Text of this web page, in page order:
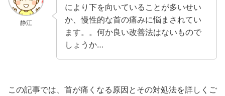
静江
により下を向いていることが多いせい
か、慢性的な首の痛みに悩まされてい
ます。。何か良い改善法はないもので
しょうか…
この記事では、首が痛くなる原因とその対処法を詳しくご